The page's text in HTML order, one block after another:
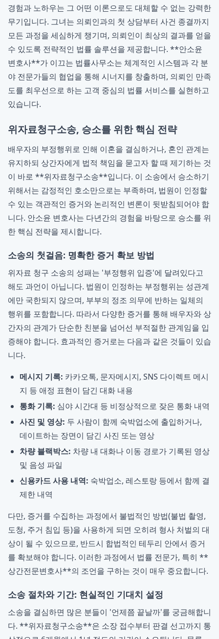
경험과 노하우는 그 어떤 이론으로도 대체할 수 없는 강력한
무기입니다. 그녀는 의뢰인과의 첫 상담부터 사건 종결까지
모든 과정을 세심하게 챙기며, 의뢰인이 최상의 결과를 얻을
수 있도록 전략적인 법률 솔루션을 제공합니다. **안소윤
변호사**가 이끄는 법률사무소는 체계적인 시스템과 각 분
야 전문가들의 협업을 통해 시너지를 창출하며, 의뢰인 만족
도를 최우선으로 하는 고객 중심의 법률 서비스를 실현하고
있습니다.
위자료청구소송, 승소를 위한 핵심 전략
배우자의 부정행위로 인해 이혼을 결심하거나, 혼인 관계는
유지하되 상간자에게 법적 책임을 묻고자 할 때 제기하는 것
이 바로 **위자료청구소송**입니다. 이 소송에서 승소하기
위해서는 감정적인 호소만으로는 부족하며, 법원이 인정할
수 있는 객관적인 증거와 논리적인 변론이 뒷받침되어야 합
니다. 안소윤 변호사는 다년간의 경험을 바탕으로 승소를 위
한 핵심 전략을 제시합니다.
소송의 첫걸음: 명확한 증거 확보 방법
위자료 청구 소송의 성패는 '부정행위 입증'에 달려있다고
해도 과언이 아닙니다. 법원이 인정하는 부정행위는 성관계
에만 국한되지 않으며, 부부의 정조 의무에 반하는 일체의
행위를 포함합니다. 따라서 다양한 증거를 통해 배우자와 상
간자의 관계가 단순한 친분을 넘어선 부적절한 관계임을 입
증해야 합니다. 효과적인 증거로는 다음과 같은 것들이 있습
니다.
메시지 기록: 카카오톡, 문자메시지, SNS 다이렉트 메시
지 등 애정 표현이 담긴 대화 내용
통화 기록: 심야 시간대 등 비정상적으로 잦은 통화 내역
사진 및 영상: 두 사람이 함께 숙박업소에 출입하거나,
데이트하는 장면이 담긴 사진 또는 영상
차량 블랙박스: 차량 내 대화나 이동 경로가 기록된 영상
및 음성 파일
신용카드 사용 내역: 숙박업소, 레스토랑 등에서 함께 결
제한 내역
다만, 증거를 수집하는 과정에서 불법적인 방법(불법 촬영,
도청, 주거 침입 등)을 사용하게 되면 오히려 형사 처벌의 대
상이 될 수 있으므로, 반드시 합법적인 테두리 안에서 증거
를 확보해야 합니다. 이러한 과정에서 법률 전문가, 특히 **
상간전문변호사**의 조언을 구하는 것이 매우 중요합니다.
소송 절차와 기간: 현실적인 기대치 설정
소송을 결심하면 많은 분들이 '언제쯤 끝날까'를 궁금해합니
다. **위자료청구소송**은 소장 접수부터 판결 선고까지 통